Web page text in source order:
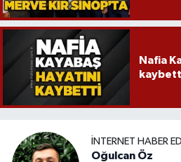
Nafia
İNTERNET HABER
Oğulcan Öz